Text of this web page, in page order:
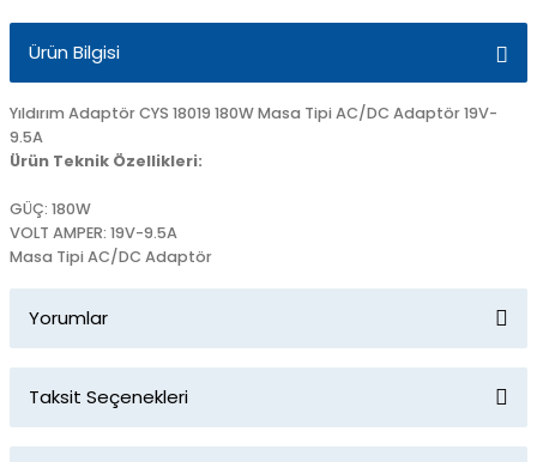
Ürün Bilgisi
Yıldırım Adaptör CYS 18019 180W Masa Tipi AC/DC Adaptör 19V-
9.5A
Ürün Teknik Özellikleri:
GÜÇ: 180W
VOLT AMPER: 19V-9.5A
Masa Tipi AC/DC Adaptör
Yorumlar
Taksit Seçenekleri